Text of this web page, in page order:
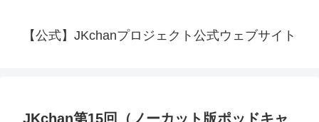
【公式】JKchanプロジェクト公式ウェブサイト
JKchan第15回（ノーカット版ポッドキャ